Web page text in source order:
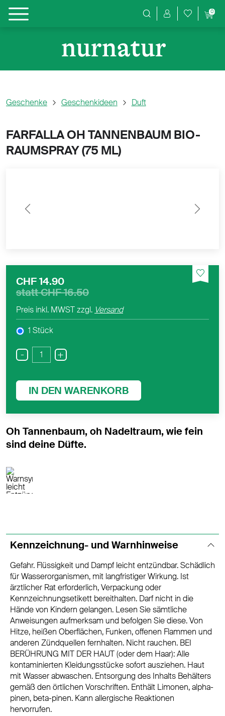
Produktsuche
0
Geschenke Geschenkideen Duft
FARFALLA OH TANNENBAUM BIO-
RAUMSPRAY (75 ML)
Previous Next
CHF 14.90
stattCHF 16.50
Preis inkl. MWST zzgl. Versand
1 Stück
- +
IN DEN WARENKORB
Oh Tannenbaum, oh Nadeltraum, wie fein
sind deine Düfte.
Kennzeichnung- und Warnhinweise
Gefahr. Flüssigkeit und Dampf leicht entzündbar. Schädlich
für Wasserorganismen, mit langfristiger Wirkung. Ist
ärztlicher Rat erforderlich, Verpackung oder
Kennzeichnungsetikett bereithalten. Darf nicht in die
Hände von Kindern gelangen. Lesen Sie sämtliche
Anweisungen aufmerksam und befolgen Sie diese. Von
Hitze, heißen Oberflächen, Funken, offenen Flammen und
anderen Zündquellen fernhalten. Nicht rauchen. BEI
BERÜHRUNG MIT DER HAUT (oder dem Haar): Alle
kontaminierten Kleidungsstücke sofort ausziehen. Haut
mit Wasser abwaschen. Entsorgung des Inhalts Behälters
gemäß den örtlichen Vorschriften. Enthält Limonen, alpha-
pinen, beta-pinen. Kann allergische Reaktionen
hervorrufen.